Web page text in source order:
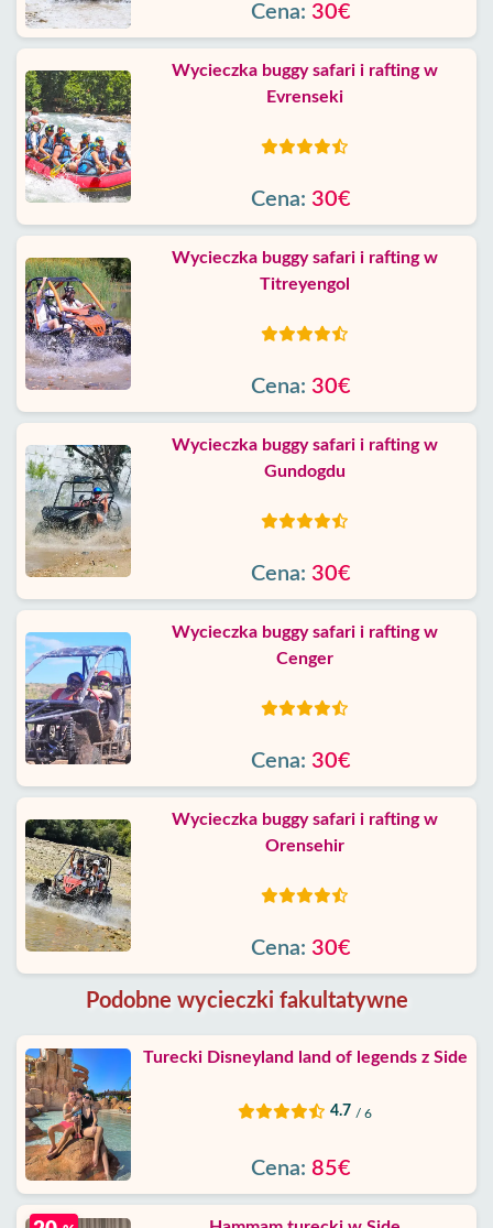
Cena: 30€
Wycieczka buggy safari i rafting w
Evrenseki
Cena: 30€
Wycieczka buggy safari i rafting w
Titreyengol
Cena: 30€
Wycieczka buggy safari i rafting w
Gundogdu
Cena: 30€
Wycieczka buggy safari i rafting w
Cenger
Cena: 30€
Wycieczka buggy safari i rafting w
Orensehir
Cena: 30€
Podobne wycieczki fakultatywne
Turecki Disneyland land of legends z Side
4.7 / 6
Cena: 85€